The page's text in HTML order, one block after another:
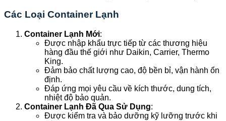
Các Loại Container Lạnh
Container Lạnh Mới:
Được nhập khẩu trực tiếp từ các thương hiệu
hàng đầu thế giới như Daikin, Carrier, Thermo
King.
Đảm bảo chất lượng cao, độ bền bỉ, vận hành ổn
định.
Đáp ứng mọi yêu cầu về kích thước, dung tích,
nhiệt độ bảo quản.
Container Lạnh Đã Qua Sử Dụng:
Được kiểm tra và bảo dưỡng kỹ lưỡng trước khi